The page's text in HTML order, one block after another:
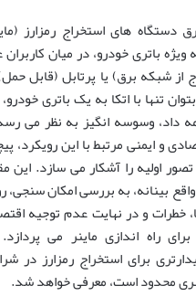
دستگاه های استخراج رمزارز
ویژه باتری خودرو، در میان
از شبکه برق) یا پرتابل (قابل
تنها با اتکا به یک باتری
داد، وسوسه انگیز به نظر می
و ایمنی مرتبط با این
تصور اولیه را آشکار می سازد. این
بینانه، به بررسی امکان
خطرات و در نهایت عدم توجیه
راه اندازی ماینر می
برای استخراج رمزارز
محدود است، معرفی خواهد شد.